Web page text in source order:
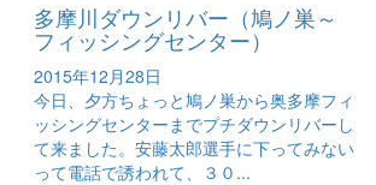
多摩川ダウンリバー（鳩ノ巣～
フィッシングセンター）
2015年12月28日
今日、夕方ちょっと鳩ノ巣から奥多摩フィ
ッシングセンターまでプチダウンリバーし
て来ました。安藤太郎選手に下ってみない
って電話で誘われて、３０...